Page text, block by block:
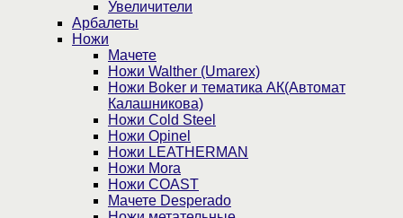
Увеличители
Арбалеты
Ножи
Мачете
Ножи Walther (Umarex)
Ножи Boker и тематика АК(Автомат
Калашникова)
Ножи Cold Steel
Ножи Opinel
Ножи LEATHERMAN
Ножи Mora
Ножи COAST
Мачете Desperado